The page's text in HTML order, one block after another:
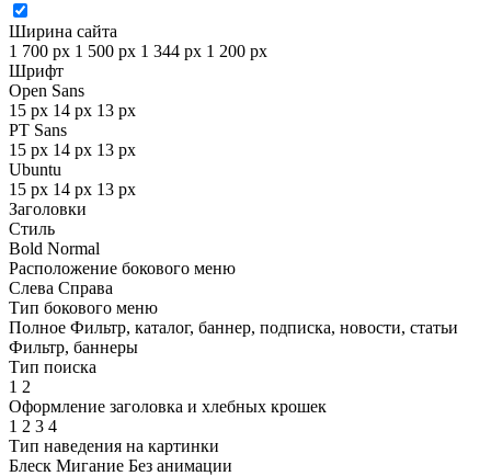
Ширина сайта
1 700 px 1 500 px 1 344 px 1 200 px
Шрифт
Open Sans
15 px 14 px 13 px
PT Sans
15 px 14 px 13 px
Ubuntu
15 px 14 px 13 px
Заголовки
Стиль
Bold Normal
Расположение бокового меню
Слева Справа
Тип бокового меню
Полное Фильтр, каталог, баннер, подписка, новости, статьи
Фильтр, баннеры
Тип поиска
1 2
Оформление заголовка и хлебных крошек
1 2 3 4
Тип наведения на картинки
Блеск Мигание Без анимации